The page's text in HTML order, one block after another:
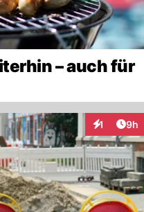
– auch für
1 9h